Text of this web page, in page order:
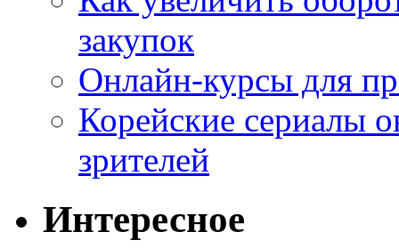
закупок
Онлайн-курсы для
Корейские сериалы
зрителей
Интересное